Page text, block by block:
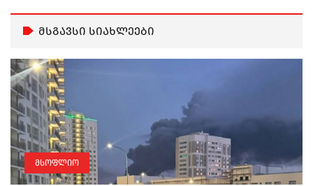
მსგავსი სიახლეები
მსოფლიო